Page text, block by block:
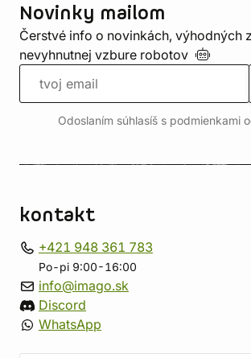
Novinky mailom
Čerstvé info o novinkách, výhodných
nevyhnutnej vzbure robotov
Odoslaním súhlasíš s podmienkami
kontakt
+421 948 361 783
Po-pi 9:00-16:00
info@imago.sk
Discord
WhatsApp